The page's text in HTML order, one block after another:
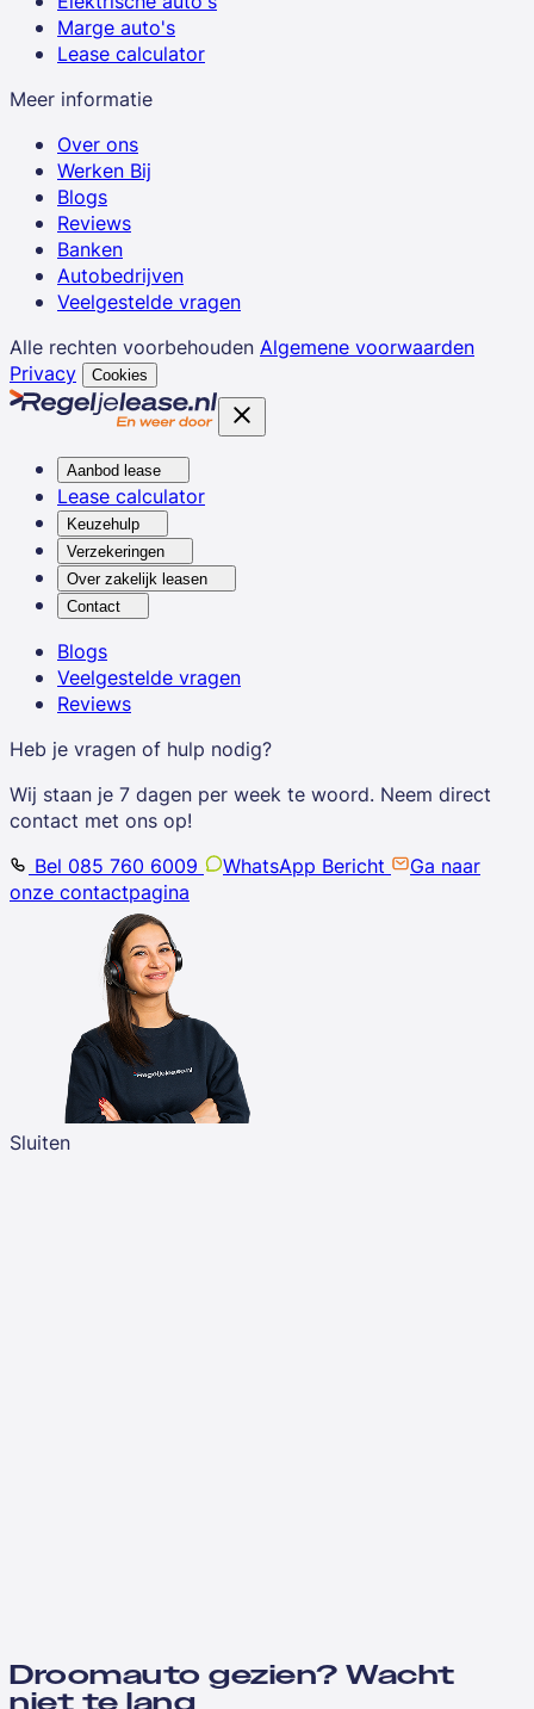
Marge auto's
Lease calculator
Meer informatie
Over ons
Werken Bij
Blogs
Reviews
Banken
Autobedrijven
Veelgestelde vragen
Alle rechten voorbehouden Algemene voorwaarden
Privacy
Cookies
Aanbod lease
Lease calculator
Keuzehulp
Verzekeringen
Over zakelijk leasen
Contact
Blogs
Veelgestelde vragen
Reviews
Heb je vragen of hulp nodig?
Wij staan je 7 dagen per week te woord. Neem direct
contact met ons op!
Bel 085 760 6009
WhatsApp Bericht
Ga naar
onze contactpagina
Sluiten
Droomauto gezien? Wacht